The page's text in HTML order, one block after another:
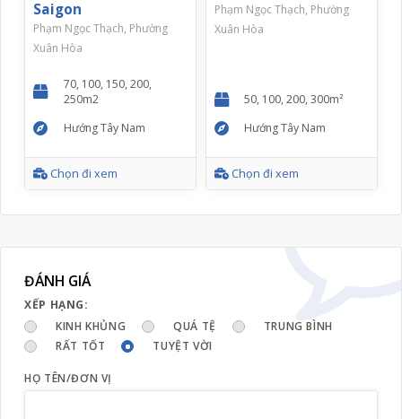
Saigon
Phạm Ngọc Thạch, Phường
Xuân Hòa
70, 100, 150, 200,
250m2
Hướng Tây Nam
Chọn đi xem
Phạm Ngọc Thạch, Phường
Xuân Hòa
50, 100, 200, 300m²
Hướng Tây Nam
Chọn đi xem
ĐÁNH GIÁ
XẾP HẠNG:
KINH KHỦNG
QUÁ TỆ
TRUNG BÌNH
RẤT TỐT
TUYỆT VỜI
HỌ TÊN/ĐƠN VỊ